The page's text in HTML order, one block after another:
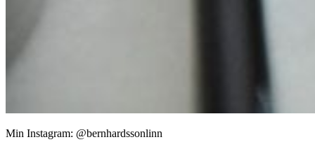
Min Instagram: @bernhardssonlinn